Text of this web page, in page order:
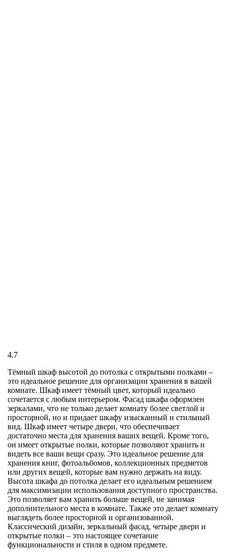
4.7
Тёмный шкаф высотой до потолка с открытыми полками –
это идеальное решение для организации хранения в вашей
комнате. Шкаф имеет тёмный цвет, который идеально
сочетается с любым интерьером. Фасад шкафа оформлен
зеркалами, что не только делает комнату более светлой и
просторной, но и придает шкафу изысканный и стильный
вид. Шкаф имеет четыре двери, что обеспечивает
достаточно места для хранения ваших вещей. Кроме того,
он имеет открытые полки, которые позволяют хранить и
видеть все ваши вещи сразу. Это идеальное решение для
хранения книг, фотоальбомов, коллекционных предметов
или других вещей, которые вам нужно держать на виду.
Высота шкафа до потолка делает его идеальным решением
для максимизации использования доступного пространства.
Это позволяет вам хранить больше вещей, не занимая
дополнительного места в комнате. Также это делает комнату
выглядеть более просторной и организованной.
Классический дизайн, зеркальный фасад, четыре двери и
открытые полки – это настоящее сочетание
функциональности и стиля в одном предмете.